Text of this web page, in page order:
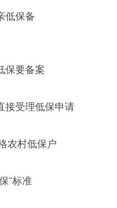
低保备
保要备案
接受理低保申请
农村低保户
”标准